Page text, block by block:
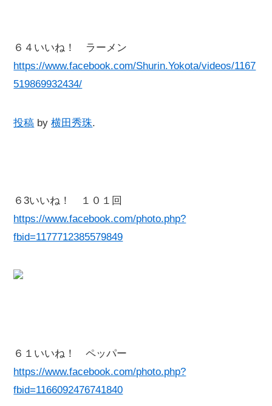
６４いいね！ ラーメン
https://www.facebook.com/Shurin.Yokota/videos/1167
519869932434/
投稿 by横田秀珠.
６3いいね！ １０１回
https://www.facebook.com/photo.php?
fbid=1177712385579849
６１いいね！ ペッパー
https://www.facebook.com/photo.php?
fbid=1166092476741840